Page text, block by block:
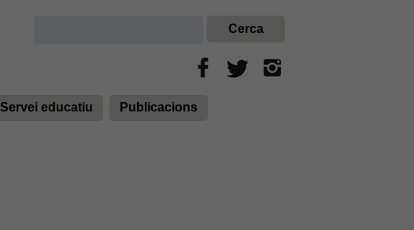
Servei educatiu Publicacions